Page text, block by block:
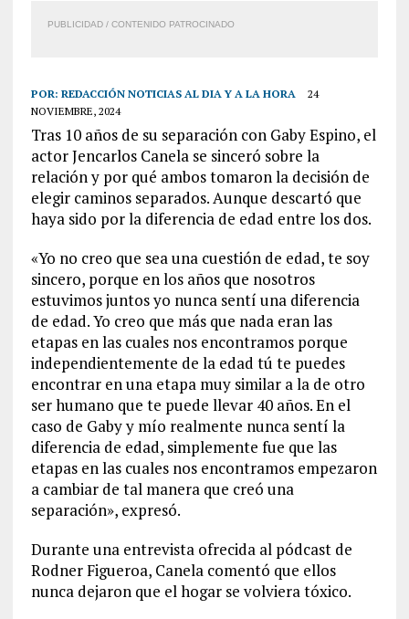
PUBLICIDAD / CONTENIDO PATROCINADO
POR: REDACCIÓN NOTICIAS AL DIA Y A LA HORA
24
NOVIEMBRE, 2024
Tras 10 años de su separación con Gaby Espino, el
actor Jencarlos Canela se sinceró sobre la
relación y por qué ambos tomaron la decisión de
elegir caminos separados. Aunque descartó que
haya sido por la diferencia de edad entre los dos.
«Yo no creo que sea una cuestión de edad, te soy
sincero, porque en los años que nosotros
estuvimos juntos yo nunca sentí una diferencia
de edad. Yo creo que más que nada eran las
etapas en las cuales nos encontramos porque
independientemente de la edad tú te puedes
encontrar en una etapa muy similar a la de otro
ser humano que te puede llevar 40 años. En el
caso de Gaby y mío realmente nunca sentí la
diferencia de edad, simplemente fue que las
etapas en las cuales nos encontramos empezaron
a cambiar de tal manera que creó una
separación», expresó.
Durante una entrevista ofrecida al pódcast de
Rodner Figueroa, Canela comentó que ellos
nunca dejaron que el hogar se volviera tóxico.